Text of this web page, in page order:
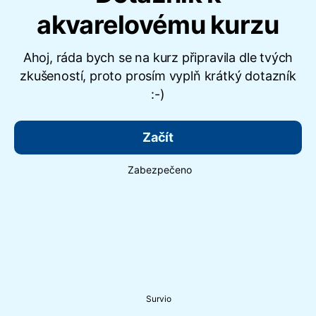
akvarelovému kurzu
Ahoj, ráda bych se na kurz připravila dle tvých
zkušeností, proto prosím vyplň krátký dotazník
:-)
Začít
Zabezpečeno
Survio